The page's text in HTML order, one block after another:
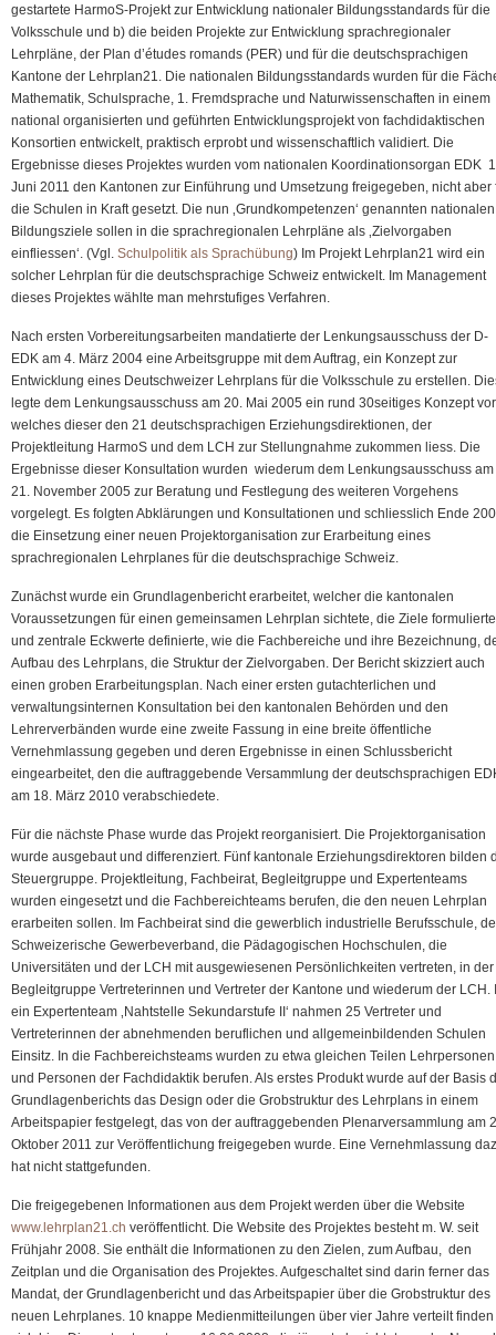
gestartete HarmoS-Projekt zur Entwicklung nationaler Bildungsstandards für die
Volksschule und b) die beiden Projekte zur Entwicklung sprachregionaler
Lehrpläne, der Plan d’études romands (PER) und für die deutschsprachigen
Kantone der Lehrplan21. Die nationalen Bildungsstandards wurden für die
Mathematik, Schulsprache, 1. Fremdsprache und Naturwissenschaften in einem
national organisierten und geführten Entwicklungsprojekt von fachdidaktischen
Konsortien entwickelt, praktisch erprobt und wissenschaftlich validiert. Die
Ergebnisse dieses Projektes wurden vom nationalen Koordinationsorgan EDK
Juni 2011 den Kantonen zur Einführung und Umsetzung freigegeben, nicht aber
die Schulen in Kraft gesetzt. Die nun ‚Grundkompetenzen‘ genannten nationalen
Bildungsziele sollen in die sprachregionalen Lehrpläne als ‚Zielvorgaben
einfliessen‘. (Vgl. Schulpolitik als Sprachübung) Im Projekt Lehrplan21 wird ein
solcher Lehrplan für die deutschsprachige Schweiz entwickelt. Im Management
dieses Projektes wählte man mehrstufiges Verfahren.
Nach ersten Vorbereitungsarbeiten mandatierte der Lenkungsausschuss der D-
EDK am 4. März 2004 eine Arbeitsgruppe mit dem Auftrag, ein Konzept zur
Entwicklung eines Deutschweizer Lehrplans für die Volksschule zu erstellen.
legte dem Lenkungsausschuss am 20. Mai 2005 ein rund 30seitiges Konzept
welches dieser den 21 deutschsprachigen Erziehungsdirektionen, der
Projektleitung HarmoS und dem LCH zur Stellungnahme zukommen liess. Die
Ergebnisse dieser Konsultation wurden wiederum dem Lenkungsausschuss am
21. November 2005 zur Beratung und Festlegung des weiteren Vorgehens
vorgelegt. Es folgten Abklärungen und Konsultationen und schliesslich Ende
die Einsetzung einer neuen Projektorganisation zur Erarbeitung eines
sprachregionalen Lehrplanes für die deutschsprachige Schweiz.
Zunächst wurde ein Grundlagenbericht erarbeitet, welcher die kantonalen
Voraussetzungen für einen gemeinsamen Lehrplan sichtete, die Ziele formulierte
und zentrale Eckwerte definierte, wie die Fachbereiche und ihre Bezeichnung,
Aufbau des Lehrplans, die Struktur der Zielvorgaben. Der Bericht skizziert auch
einen groben Erarbeitungsplan. Nach einer ersten gutachterlichen und
verwaltungsinternen Konsultation bei den kantonalen Behörden und den
Lehrerverbänden wurde eine zweite Fassung in eine breite öffentliche
Vernehmlassung gegeben und deren Ergebnisse in einen Schlussbericht
eingearbeitet, den die auftraggebende Versammlung der deutschsprachigen
am 18. März 2010 verabschiedete.
Für die nächste Phase wurde das Projekt reorganisiert. Die Projektorganisation
wurde ausgebaut und differenziert. Fünf kantonale Erziehungsdirektoren bilden
Steuergruppe. Projektleitung, Fachbeirat, Begleitgruppe und Expertenteams
wurden eingesetzt und die Fachbereichteams berufen, die den neuen Lehrplan
erarbeiten sollen. Im Fachbeirat sind die gewerblich industrielle Berufsschule,
Schweizerische Gewerbeverband, die Pädagogischen Hochschulen, die
Universitäten und der LCH mit ausgewiesenen Persönlichkeiten vertreten, in der
Begleitgruppe Vertreterinnen und Vertreter der Kantone und wiederum der LCH.
ein Expertenteam ‚Nahtstelle Sekundarstufe II‘ nahmen 25 Vertreter und
Vertreterinnen der abnehmenden beruflichen und allgemeinbildenden Schulen
Einsitz. In die Fachbereichsteams wurden zu etwa gleichen Teilen Lehrpersonen
und Personen der Fachdidaktik berufen. Als erstes Produkt wurde auf der Basis
Grundlagenberichts das Design oder die Grobstruktur des Lehrplans in einem
Arbeitspapier festgelegt, das von der auftraggebenden Plenarversammlung am
Oktober 2011 zur Veröffentlichung freigegeben wurde. Eine Vernehmlassung
hat nicht stattgefunden.
Die freigegebenen Informationen aus dem Projekt werden über die Website
www.lehrplan21.ch veröffentlicht. Die Website des Projektes besteht m. W. seit
Frühjahr 2008. Sie enthält die Informationen zu den Zielen, zum Aufbau, den
Zeitplan und die Organisation des Projektes. Aufgeschaltet sind darin ferner das
Mandat, der Grundlagenbericht und das Arbeitspapier über die Grobstruktur des
neuen Lehrplanes. 10 knappe Medienmitteilungen über vier Jahre verteilt finden